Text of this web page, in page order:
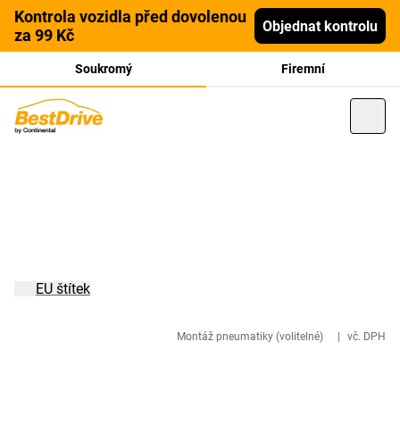
Kontrola vozidla před dovolenou
za 99 Kč
Objednat kontrolu
Soukromý Firemní
Montáž pneumatiky (volitelné) vč. DPH
EU štítek